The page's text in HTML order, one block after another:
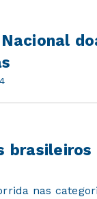
brasileiros
nas